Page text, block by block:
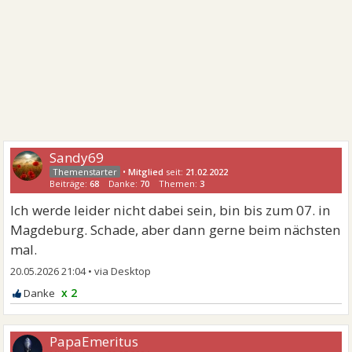
Sandy69
•Mitglied seit: 21.02.2022
Beiträge:68 Danke: 70 Themen:3
Ich werde leider nicht dabei sein, bin bis zum 07. in
Magdeburg. Schade, aber dann gerne beim nächsten
mal.
20.05.2026 21:04•
x 2
PapaEmeritus